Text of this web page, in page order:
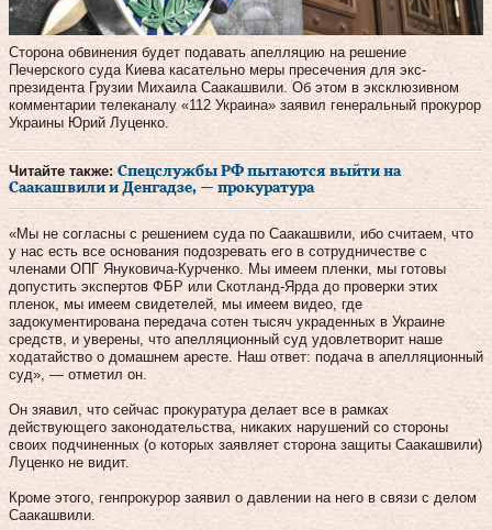
Сторона обвинения будет подавать апелляцию на решение
Печерского суда Киева касательно меры пресечения для экс-
президента Грузии Михаила Саакашвили. Об этом в эксклюзивном
комментарии телеканалу «112 Украина» заявил генеральный прокурор
Украины Юрий Луценко.
Читайте также: Спецслужбы РФ пытаются выйти на
Саакашвили и Денгадзе, — прокуратура
«Мы не согласны с решением суда по Саакашвили, ибо считаем, что
у нас есть все основания подозревать его в сотрудничестве с
членами ОПГ Януковича-Курченко. Мы имеем пленки, мы готовы
допустить экспертов ФБР или Скотланд-Ярда до проверки этих
пленок, мы имеем свидетелей, мы имеем видео, где
задокументирована передача сотен тысяч украденных в Украине
средств, и уверены, что апелляционный суд удовлетворит наше
ходатайство о домашнем аресте. Наш ответ: подача в апелляционный
суд», — отметил он.
Он зяавил, что сейчас прокуратура делает все в рамках
действующего законодательства, никаких нарушений со стороны
своих подчиненных (о которых заявляет сторона защиты Саакашвили)
Луценко не видит.
Кроме этого, генпрокурор заявил о давлении на него в связи с делом
Саакашвили.